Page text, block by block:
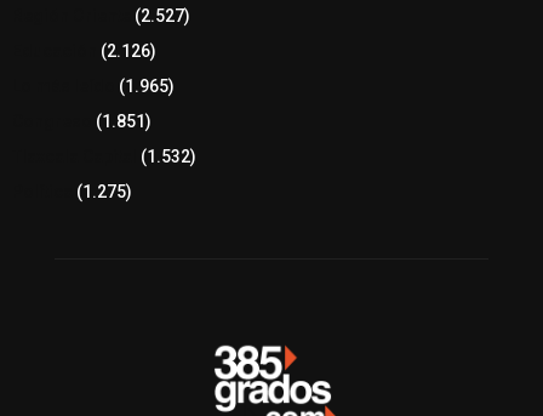
(2.527)
(2.126)
(1.965)
(1.851)
(1.532)
(1.275)